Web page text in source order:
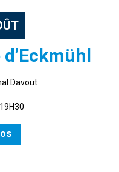
Davout